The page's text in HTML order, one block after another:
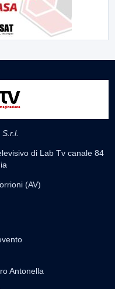
di Lab Tv canale 84
(AV)
Antonella